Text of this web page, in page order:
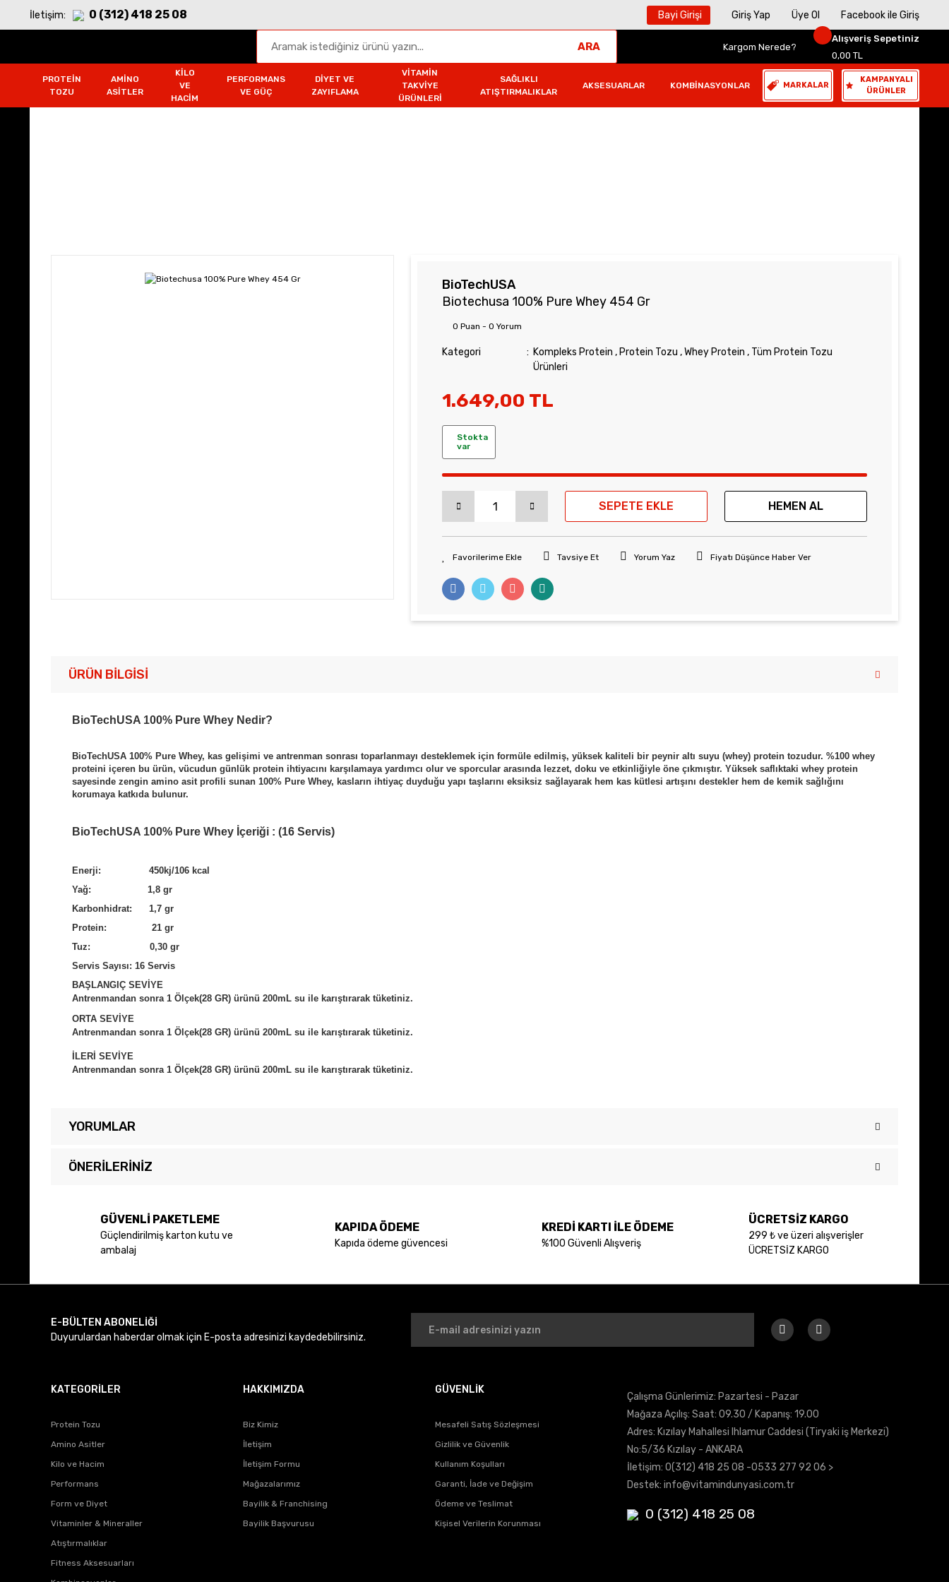
İletişim: 0 (312) 418 25 08 Bayi Girişi Giriş Yap Üye Ol Facebook ile Giriş
ARA Kargom Nerede?
Alışveriş Sepetiniz
0,00 TL
PROTEIN
TOZU
AMINO
ASITLER
KILO
VE
HACIM
PERFORMANS
VE GÜÇ
DIYET VE
ZAYIFLAMA
VITAMIN
TAKVIYE
ÜRÜNLERI
SAĞLIKLI
ATIŞTIRMALIKLAR
AKSESUARLAR KOMBINASYONLAR MARKALAR
KAMPANYALI
ÜRÜNLER
BioTechUSA
Biotechusa 100% Pure Whey 454 Gr
0 Puan - 0 Yorum
Kategori Kompleks Protein , Protein Tozu ,Whey Protein , Tüm Protein Tozu
Ürünleri
1.649,00 TL
Stokta
var
SEPETE EKLE HEMEN AL
Tavsiye Et Yorum Yaz Fiyatı Düşünce Haber Ver
ÜRÜN BILGISI
BioTechUSA 100% Pure Whey Nedir?
BioTechUSA 100% Pure Whey, kas gelişimi ve antrenman sonrası toparlanmayı desteklemek için formüle edilmiş, yüksek kaliteli bir peynir altı suyu (whey) protein tozudur. %100 whey
proteini içeren bu ürün, vücudun günlük protein ihtiyacını karşılamaya yardımcı olur ve sporcular arasında lezzet, doku ve etkinliğiyle öne çıkmıştır. Yüksek saflıktaki whey protein
sayesinde zengin amino asit profili sunan 100% Pure Whey, kasların ihtiyaç duyduğu yapı taşlarını eksiksiz sağlayarak hem kas kütlesi artışını destekler hem de kemik sağlığını
korumaya katkıda bulunur.
BioTechUSA 100% Pure Whey İçeriği : (16 Servis)
Enerji: 450kj/106 kcal
Yağ: 1,8 gr
Karbonhidrat: 1,7 gr
Protein: 21 gr
Tuz: 0,30 gr
Servis Sayısı: 16 Servis
BAŞLANGIÇ SEVİYE
Antrenmandan sonra 1 Ölçek(28 GR) ürünü 200mL su ile karıştırarak tüketiniz.
ORTA SEVİYE
Antrenmandan sonra 1 Ölçek(28 GR) ürünü 200mL su ile karıştırarak tüketiniz.
İLERİ SEVİYE
Antrenmandan sonra 1 Ölçek(28 GR) ürünü 200mL su ile karıştırarak tüketiniz.
YORUMLAR
ÖNERILERINIZ
Ürün resmi kalitesiz, bozuk veya görüntülenemiyor.
Bu ürüne benzer farklı alternatifler olmalı.
GÜVENLİ PAKETLEME
Güçlendirilmiş karton kutu ve
ambalaj
KAPIDA ÖDEME
Kapıda ödeme güvencesi
KREDİ KARTI İLE ÖDEME
%100 Güvenli Alışveriş
ÜCRETSİZ KARGO
299 ₺ ve üzeri alışverişler
ÜCRETSİZ KARGO
E-BÜLTEN ABONELİĞİ
Duyurulardan haberdar olmak için E-posta adresinizi kaydedebilirsiniz.
KATEGORİLER
Protein Tozu
Amino Asitler
Kilo ve Hacim
Performans
Form ve Diyet
Vitaminler & Mineraller
Atıştırmalıklar
Fitness Aksesuarları
HAKKIMIZDA
Biz Kimiz
İletişim
İletişim Formu
Mağazalarımız
Bayilik & Franchising
Bayilik Başvurusu
GÜVENLİK
Mesafeli Satış Sözleşmesi
Gizlilik ve Güvenlik
Kullanım Koşulları
Garanti, İade ve Değişim
Ödeme ve Teslimat
Kişisel Verilerin Korunması
Çalışma Günlerimiz: Pazartesi - Pazar
Mağaza Açılış: Saat: 09.30 / Kapanış: 19.00
Adres: Kızılay Mahallesi Ihlamur Caddesi (Tiryaki iş Merkezi)
No:5/36 Kızılay - ANKARA
İletişim: 0(312) 418 25 08 -0533 277 92 06 >
Destek: info@vitamindunyasi.com.tr
0 (312) 418 25 08